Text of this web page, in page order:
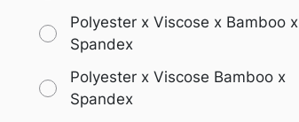
Polyester x Viscose x Bamboo x
Spandex
Polyester x Viscose Bamboo x
Spandex